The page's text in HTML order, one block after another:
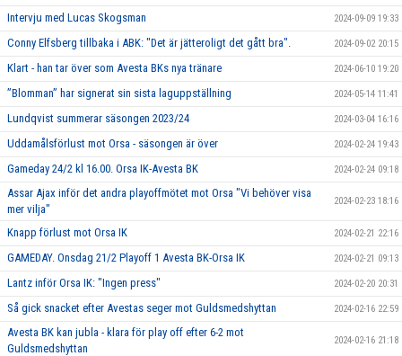
Intervju med Lucas Skogsman 2024-09-09 19:33
Conny Elfsberg tillbaka i ABK: "Det är jätteroligt det gått bra". 2024-09-02 20:15
Klart - han tar över som Avesta BKs nya tränare 2024-06-10 19:20
”Blomman” har signerat sin sista laguppställning 2024-05-14 11:41
Lundqvist summerar säsongen 2023/24 2024-03-04 16:16
Uddamålsförlust mot Orsa - säsongen är över 2024-02-24 19:43
Gameday 24/2 kl 16.00. Orsa IK-Avesta BK 2024-02-24 09:18
Assar Ajax inför det andra playoffmötet mot Orsa "Vi behöver visa
mer vilja"
2024-02-23 18:16
Knapp förlust mot Orsa IK 2024-02-21 22:16
GAMEDAY. Onsdag 21/2 Playoff 1 Avesta BK-Orsa IK 2024-02-21 09:13
Lantz inför Orsa IK: "Ingen press" 2024-02-20 20:31
Så gick snacket efter Avestas seger mot Guldsmedshyttan 2024-02-16 22:59
Avesta BK kan jubla - klara för play off efter 6-2 mot
Guldsmedshyttan
2024-02-16 21:18